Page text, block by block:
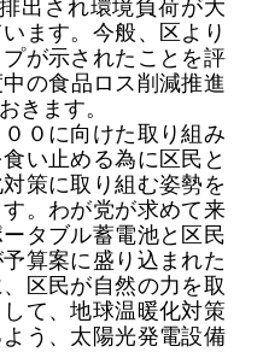
出され環境負荷が大
ます。 今般、
区より
プが示されたことを評
の食品ロス削減推進
き ます。
００ に向けた取り組み
い止める為に 区民と
策に取り組む姿勢を
。わが党が求めて来
タブル蓄電池と 区民
予算案に盛り込まれた
区民が自然の力を取
して、地球温暖化対策
う、 太陽光発電設備